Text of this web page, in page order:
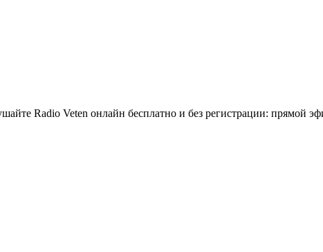
Radio Veten онлайн бесплатно и без регистрации: прямой